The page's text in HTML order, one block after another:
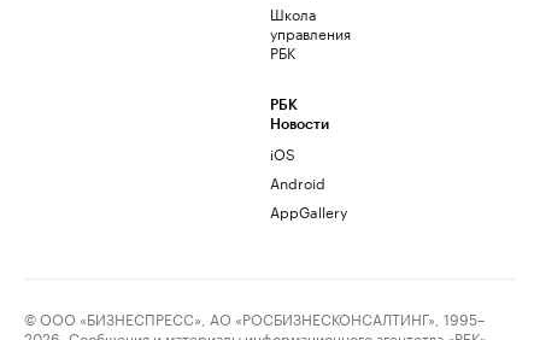
Школа
управления
РБК
РБК
Новости
iOS
Android
AppGallery
© ООО «БИЗНЕСПРЕСС», АО «РОСБИЗНЕСКОНСАЛТИНГ», 1995–